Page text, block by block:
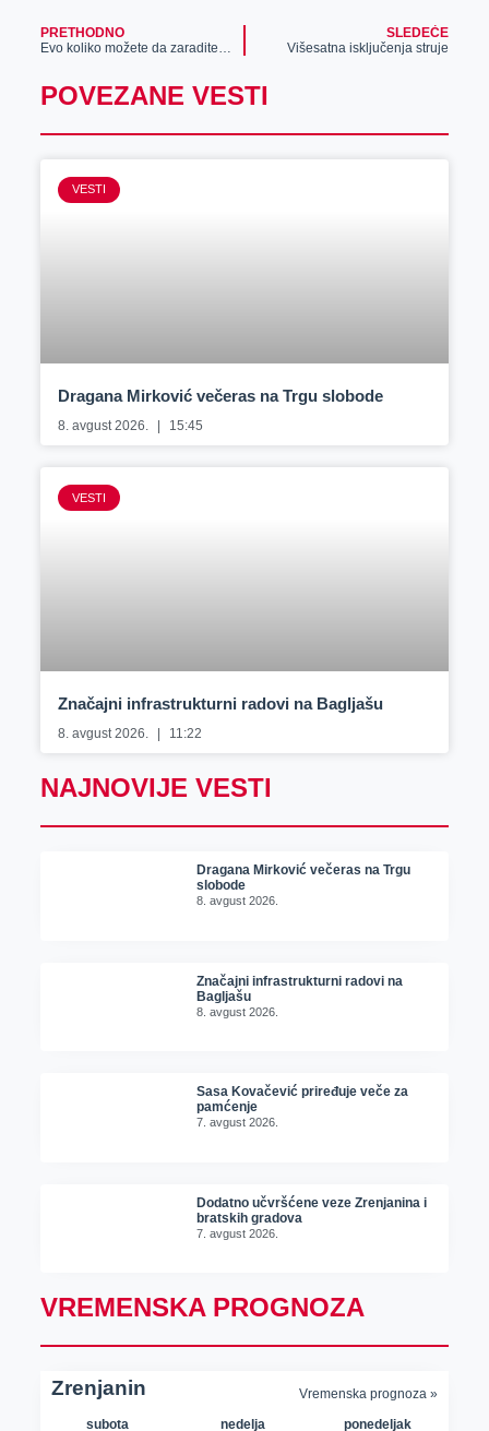
PRETHODNO
Evo koliko možete da zaradite u Nemačkoj
SLEDEĆE
Višesatna isključenja struje
POVEZANE VESTI
VESTI
Dragana Mirković večeras na Trgu slobode
8. avgust 2026. 15:45
VESTI
Značajni infrastrukturni radovi na Bagljašu
8. avgust 2026. 11:22
NAJNOVIJE VESTI
Dragana Mirković večeras na Trgu
slobode
8. avgust 2026.
Značajni infrastrukturni radovi na
Bagljašu
8. avgust 2026.
Sasa Kovačević priređuje veče za
pamćenje
7. avgust 2026.
Dodatno učvršćene veze Zrenjanina i
bratskih gradova
7. avgust 2026.
VREMENSKA PROGNOZA